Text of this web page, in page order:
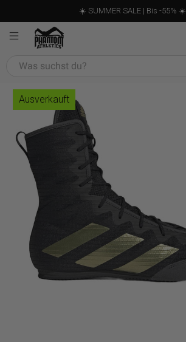
☀️ SUMMER SALE | Bis -55% ☀️
Was
Ausverkauft